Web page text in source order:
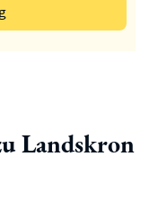
Landskron